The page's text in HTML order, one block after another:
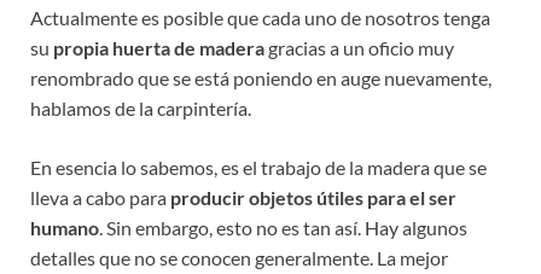
Actualmente es posible que cada uno de nosotros tenga
su propia huerta de maderagracias a un oficio muy
renombrado que se está poniendo en auge nuevamente,
hablamos de la carpintería.
En esencia lo sabemos, es el trabajo de la madera que se
lleva a cabo para producir objetos útiles para el ser
humano . Sin embargo, esto no es tan así. Hay algunos
detalles que no se conocen generalmente. La mejor